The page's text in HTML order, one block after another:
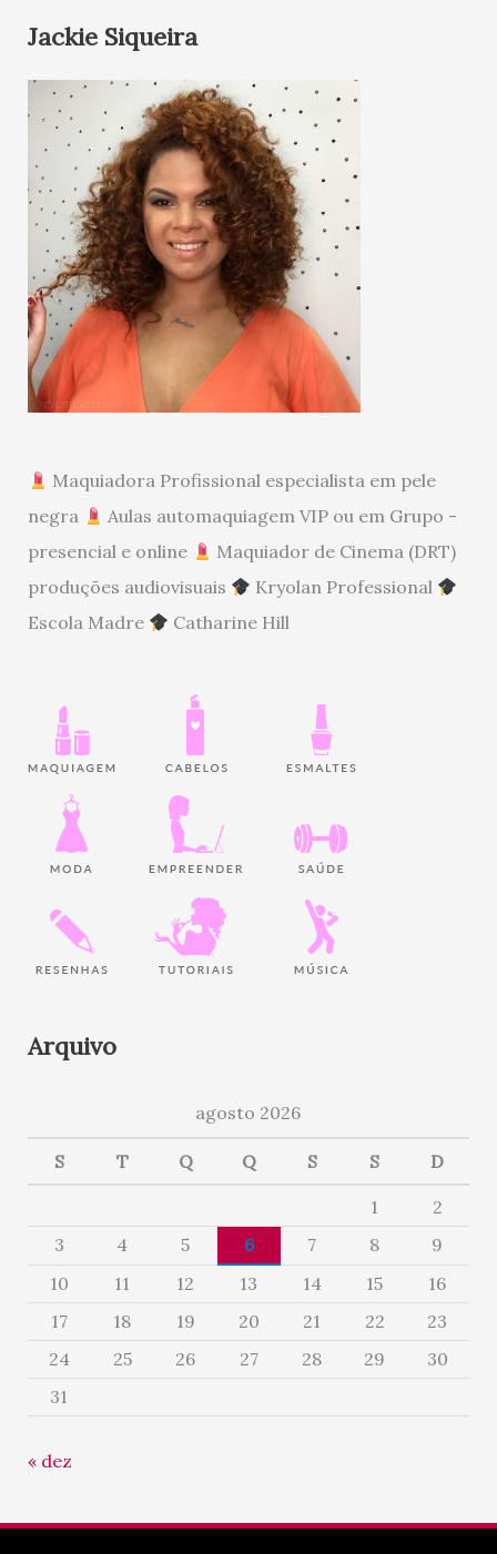
Jackie Siqueira
Maquiadora Profissional especialista em pele
negra
Aulas automaquiagem VIP ou em Grupo -
presencial e online
Maquiador de Cinema (DRT)
produções audiovisuais
Kryolan Professional
Escola Madre
Catharine Hill
Arquivo
agosto 2026
S T Q Q S S D
1
2
3
4 5 6 7 8
9
10
11 12 13 14 15
16
17
18 19 20 21 22
23
24
25 26 27 28 29
30
31
« dez